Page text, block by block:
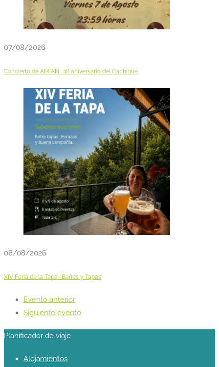
07/08/2026
Concierto de AMIAN · 38 aniversario del Cachiqué
08/08/2026
XIV Feria de la Tapa · Baños y Tapas
Evento anterior
Siguiente evento
Planificador de viaje
Alojamientos